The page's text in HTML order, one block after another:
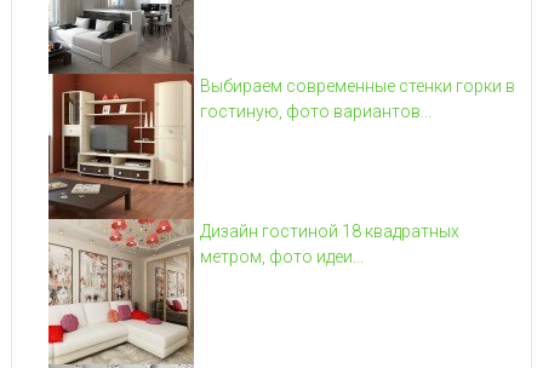
Выбираем современные стенки горки в
гостиную, фото вариантов...
Дизайн гостиной 18 квадратных
метром, фото идеи...